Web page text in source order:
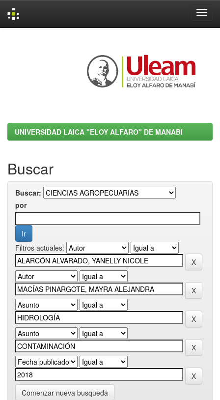
UNIVERSIDAD LAICA "ELOY ALFARO" DE MANABI
Buscar
Buscar:
por
Filtros actuales:
Comenzar nueva busqueda